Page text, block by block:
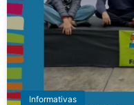
Informativas